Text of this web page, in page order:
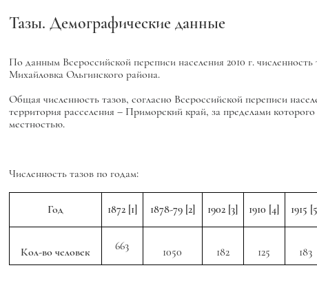
Тазы. Демографические данные
По данным Всероссийской переписи населения 2010 г.
Михайловка Ольгинского района.
Общая численность тазов, согласно Всероссийской переписи
территория расселения – Приморский край, за пределами
местностью.
Численность тазов по годам:
Год 1872 [1] 1878-79 [2] 1902 [3] 1910 [4] 1915
Кол-во человек 663 1050 182 125 183